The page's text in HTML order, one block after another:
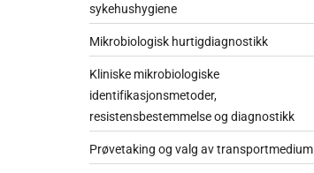
sykehushygiene
Mikrobiologisk hurtigdiagnostikk
Kliniske mikrobiologiske
identifikasjonsmetoder,
resistensbestemmelse og diagnostikk
Prøvetaking og valg av transportmedium